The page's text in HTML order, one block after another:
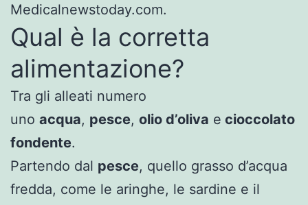
Medicalnewstoday.com.
Qual è la corretta
alimentazione?
Tra gli alleati numero
uno acqua, pesce, olio d’oliva e cioccolato
fondente.
Partendo dal pesce, quello grasso d’acqua
fredda, come le aringhe, le sardine e il